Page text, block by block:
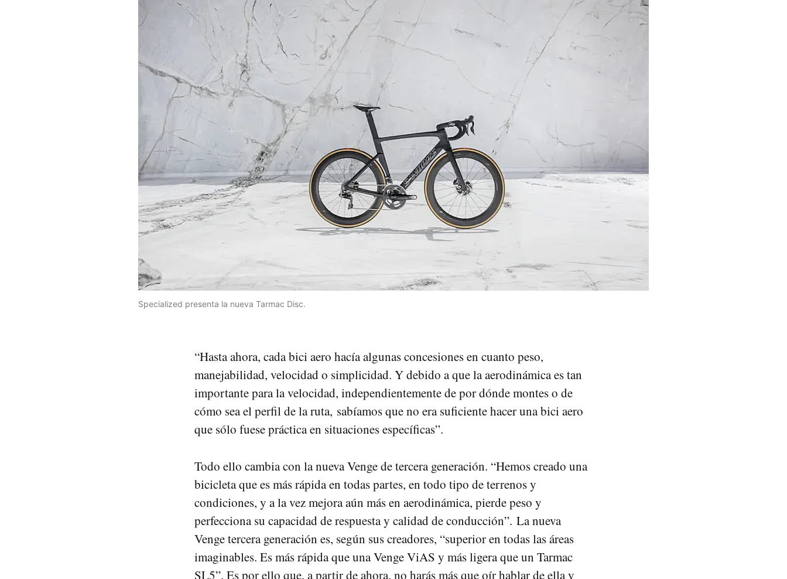
Specialized presenta la nueva Tarmac Disc.
“Hasta ahora, cada bici aero hacía algunas concesiones en cuanto peso,
manejabilidad, velocidad o simplicidad. Y debido a que la aerodinámica es tan
importante para la velocidad, independientemente de por dónde montes o de
cómo sea el perfil de la ruta, sabíamos que no era suficiente hacer una bici aero
que sólo fuese práctica en situaciones específicas”.
Todo ello cambia con la nueva Venge de tercera generación. “Hemos creado una
bicicleta que es más rápida en todas partes, en todo tipo de terrenos y
condiciones, y a la vez mejora aún más en aerodinámica, pierde peso y
perfecciona su capacidad de respuesta y calidad de conducción”. La nueva
Venge tercera generación es, según sus creadores, “superior en todas las áreas
imaginables. Es más rápida que una Venge ViAS y más ligera que un Tarmac
SL5”. Es por ello que, a partir de ahora, no harás más que oír hablar de ella y